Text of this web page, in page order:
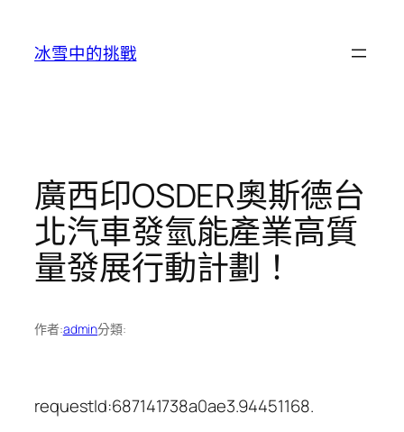
冰雪中的挑戰
廣西印OSDER奧斯德台
北汽車發氫能產業高質
量發展行動計劃！
作者:admin分類:
requestId:687141738a0ae3.94451168.